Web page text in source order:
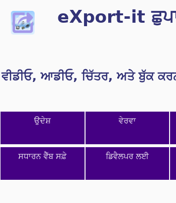
eXport-it
ਵੀਡੀਓ, ਆਡੀਓ, ਚਿੱਤਰ, ਅਤੇ ਬੁੱਕ
ਉਦੇਸ਼ ਵੇਰਵਾ
ਸਧਾਰਨ ਵੈੱਬ ਸਫ਼ੇ ਡਿਵੈਲਪਰ ਲਈ